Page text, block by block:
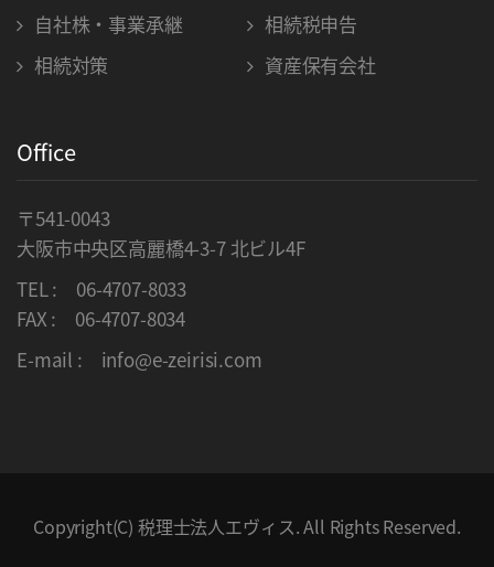
自社株・事業承継
相続税申告
相続対策
資産保有会社
Office
〒541-0043
大阪市中央区高麗橋4-3-7 北ビル4F
TEL : 06-4707-8033
FAX : 06-4707-8034
E-mail : info@e-zeirisi.com
Copyright(C) 税理士法人エヴィス. All Rights Reserved.